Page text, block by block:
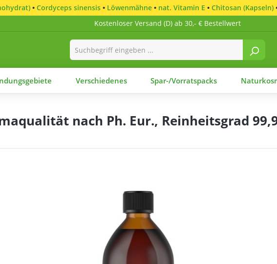
• Cordyceps sinensis • Löwenmähne • nat. Vitamin E • Chitosan (Kapseln)
Kostenloser Versand (D) ab 30,- € Bestellwert
Verschiedenes Spar-/Vorratspacks
nach Ph. Eur., Reinheitsgrad